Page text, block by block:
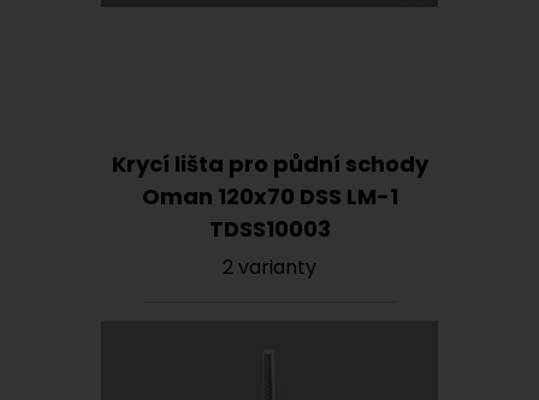
Krycí lišta pro půdní schody
Oman 120x70 DSS LM-1
TDSS10003
2 varianty